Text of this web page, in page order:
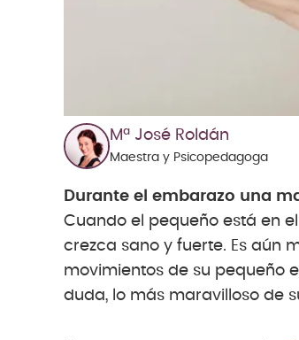
Mª José Roldán
Maestra y Psicopedagoga
Durante el embarazo una
Cuando el pequeño está en
crezca sano y fuerte. Es aún
movimientos de su pequeño
duda, lo más maravilloso de